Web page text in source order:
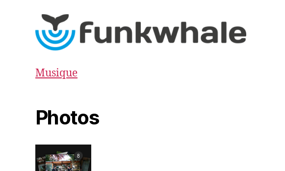
Musique
Photos